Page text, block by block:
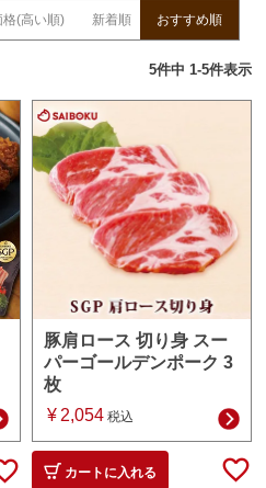
格(高い順) 新着順 おすすめ順
5件中 1-5件表示
豚肩ロース 切り身 スー
パーゴールデンポーク 3
枚
¥ 2,054 税込
カートに入れる